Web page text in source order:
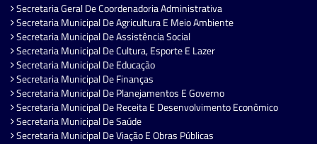
Secretaria Geral De Coordenadoria Administrativa
Secretaria Municipal De Agricultura E Meio Ambiente
Secretaria Municipal De Assistência Social
Secretaria Municipal De Cultura, Esporte E Lazer
Secretaria Municipal De Educação
Secretaria Municipal De Finanças
Secretaria Municipal De Planejamentos E Governo
Secretaria Municipal De Receita E Desenvolvimento Econômico
Secretaria Municipal De Saúde
Secretaria Municipal De Viação E Obras Públicas